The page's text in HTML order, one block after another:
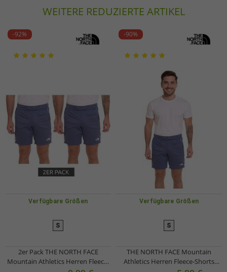
Thomas More Square 4 - Quadrant House, Floo
United Kingdom
info@recoveredclothing.com
https://recoveredclothing.com/pages/contact
WEITERE REDUZIERTE ARTIKEL
-92%
Verfügbare Größen
S
2er Pack THE NORTH FACE
Mountain Athletics Herren Fleece-
-90%
Verfügbare Größen
S
THE NORTH FACE Mountain
Athletics Herren Fleece-Shorts